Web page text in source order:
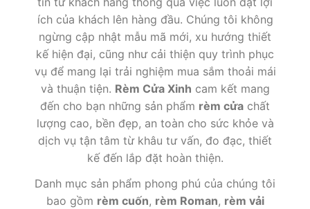
ích của khách lên hàng đầu. Chúng tôi không
ngừng cập nhật mẫu mã mới, xu hướng thiết
kế hiện đại, cũng như cải thiện quy trình phục
vụ để mang lại trải nghiệm mua sắm thoải mái
và thuận tiện. Rèm Cửa Xinh cam kết mang
đến cho bạn những sản phẩm rèm cửa chất
lượng cao, bền đẹp, an toàn cho sức khỏe và
dịch vụ tận tâm từ khâu tư vấn, đo đạc, thiết
kế đến lắp đặt hoàn thiện.
Danh mục sản phẩm phong phú của chúng tôi
bao gồm rèm cuốn, rèm Roman, rèm vải